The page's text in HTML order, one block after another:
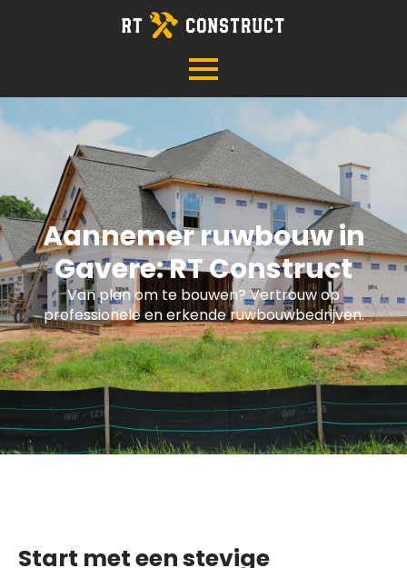
Aannemer ruwbouw in
Gavere: RT Construct
Van plan om te bouwen? Vertrouw op
professionele en erkende ruwbouwbedrijven.
Start met een stevige